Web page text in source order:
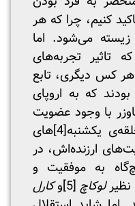
کنیم، چرا که هر
می‌شود. اما
تاثیر تجربه‌های
کس دیگری، تابع
که به اروپای
با وجود عضویت
یکشنبه‌[4] های
ارزنده‌اش، در
به موفقیت و
لوکاچ [5] وکارل